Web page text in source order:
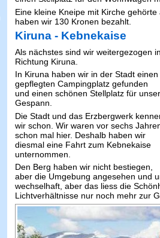
Eine kleine Kneipe mit Kirche
haben wir 130 Kronen bezahlt.
Kiruna - Kebnekaise
Als nächstes sind wir weitergezogen in
Richtung Kiruna.
In Kiruna haben wir in der Stadt einen
gepflegten Campingplatz gefunden
und einen schönen Stellplatz für unser
Gespann.
Die Stadt und das Erzbergwerk
wir schon. Wir waren vor sechs
schon mal hier. Deshalb haben wir
diesmal eine Fahrt zum Kebnekaise
unternommen.
Den Berg haben wir nicht bestiegen,
aber die Umgebung angesehen und
wechselhaft, aber das liess die
Lichtverhältnisse nur noch mehr zur